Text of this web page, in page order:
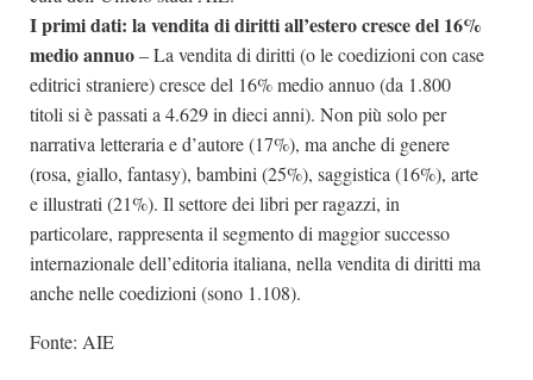
I primi dati: la vendita di diritti all’estero cresce del 16%
medio annuo– La vendita di diritti (o le coedizioni con case
editrici straniere) cresce del 16% medio annuo (da 1.800
titoli si è passati a 4.629 in dieci anni). Non più solo per
narrativa letteraria e d’autore (17%), ma anche di genere
(rosa, giallo, fantasy), bambini (25%), saggistica (16%), arte
e illustrati (21%). Il settore dei libri per ragazzi, in
particolare, rappresenta il segmento di maggior successo
internazionale dell’editoria italiana, nella vendita di diritti ma
anche nelle coedizioni (sono 1.108).
Fonte: AIE